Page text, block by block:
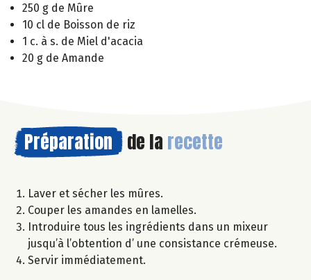
250 g de Mûre
10 cl de Boisson de riz
1 c. à s. de Miel d'acacia
20 g de Amande
Préparation de la recette
Laver et sécher les mûres.
Couper les amandes en lamelles.
Introduire tous les ingrédients dans un mixeur
jusqu’à l’obtention d’ une consistance crémeuse.
Servir immédiatement.